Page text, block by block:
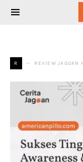
SEARCH FOR:
R REVIEW JAGOAN